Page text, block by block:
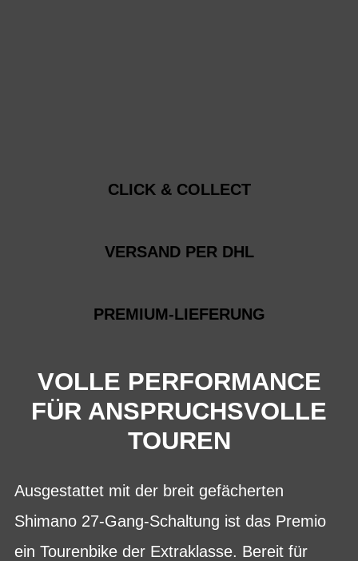
CLICK & COLLECT
VERSAND PER DHL
PREMIUM-LIEFERUNG
VOLLE PERFORMANCE
FÜR ANSPRUCHSVOLLE
TOUREN
Ausgestattet mit der breit gefächerten
Shimano 27-Gang-Schaltung ist das Premio
ein Tourenbike der Extraklasse. Bereit für